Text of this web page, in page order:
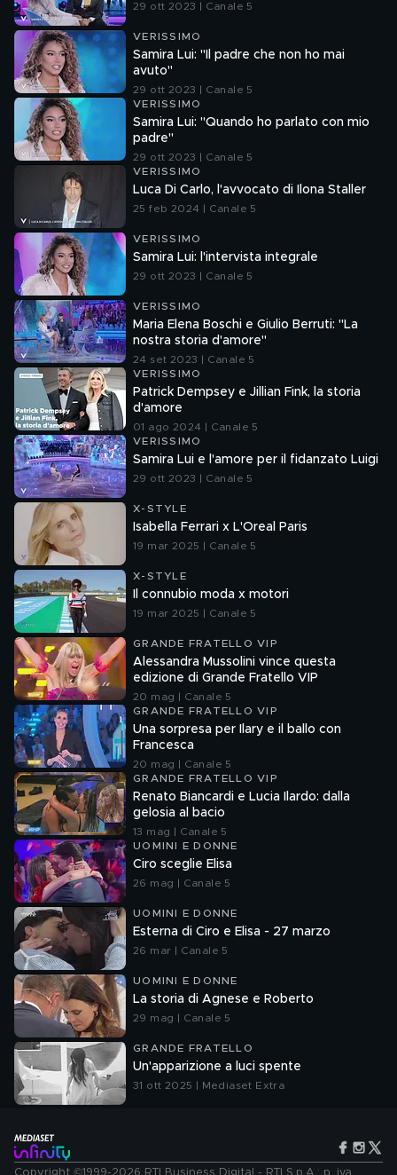
29 ott 2023 | Canale 5
VERISSIMO
Samira Lui: "Il padre che non ho mai
avuto"
29 ott 2023 | Canale 5
VERISSIMO
Samira Lui: "Quando ho parlato con mio
padre"
29 ott 2023 | Canale 5
VERISSIMO
Luca Di Carlo, l'avvocato di Ilona Staller
25 feb 2024 | Canale 5
VERISSIMO
Samira Lui: l'intervista integrale
29 ott 2023 | Canale 5
VERISSIMO
Maria Elena Boschi e Giulio Berruti: "La
nostra storia d'amore"
24 set 2023 | Canale 5
VERISSIMO
Patrick Dempsey e Jillian Fink, la storia
d'amore
01 ago 2024 | Canale 5
VERISSIMO
Samira Lui e l'amore per il fidanzato Luigi
29 ott 2023 | Canale 5
X-STYLE
Isabella Ferrari x L'Oreal Paris
19 mar 2025 | Canale 5
X-STYLE
Il connubio moda x motori
19 mar 2025 | Canale 5
GRANDE FRATELLO VIP
Alessandra Mussolini vince questa
edizione di Grande Fratello VIP
20 mag | Canale 5
GRANDE FRATELLO VIP
Una sorpresa per Ilary e il ballo con
Francesca
20 mag | Canale 5
GRANDE FRATELLO VIP
Renato Biancardi e Lucia Ilardo: dalla
gelosia al bacio
13 mag | Canale 5
UOMINI E DONNE
Ciro sceglie Elisa
26 mag | Canale 5
UOMINI E DONNE
Esterna di Ciro e Elisa - 27 marzo
26 mar | Canale 5
UOMINI E DONNE
La storia di Agnese e Roberto
29 mag | Canale 5
GRANDE FRATELLO
Un'apparizione a luci spente
31 ott 2025 | Mediaset Extra